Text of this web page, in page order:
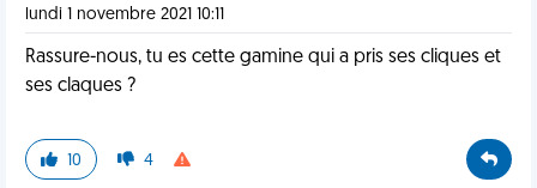
lundi 1 novembre 2021 10:11
Rassure-nous, tu es cette gamine qui a pris ses cliques et
ses claques ?
10 4